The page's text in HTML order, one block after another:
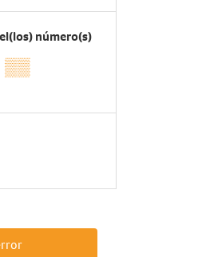
número(s)
▒▒